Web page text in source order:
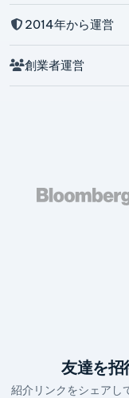
2014年から運営
創業者運営
友達を招
紹介リンクをシェアし